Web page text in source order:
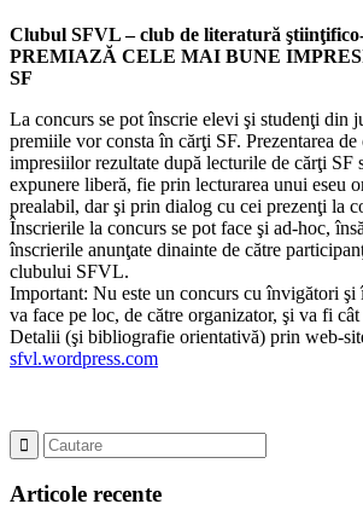
Clubul SFVL – club de literatură
PREMIAZĂ CELE MAI BUNE
SF
La concurs se pot înscrie elevi şi studenţi din
premiile vor consta în cărţi SF. Prezentarea de
impresiilor rezultate după lecturile de cărţi SF
expunere liberă, fie prin lecturarea unui eseu
prealabil, dar şi prin dialog cu cei prezenţi la
Înscrierile la concurs se pot face şi ad-hoc,
înscrierile anunţate dinainte de către
clubului SFVL.
Important: Nu este un concurs cu învigători şi
va face pe loc, de către organizator, şi va fi
Detalii (şi bibliografie orientativă) prin web-
sfvl.wordpress.com
Articole recente